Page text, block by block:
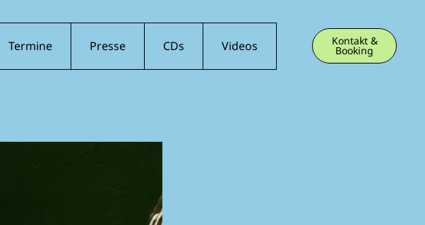
Termine Presse CDs Videos Kontakt &
Booking